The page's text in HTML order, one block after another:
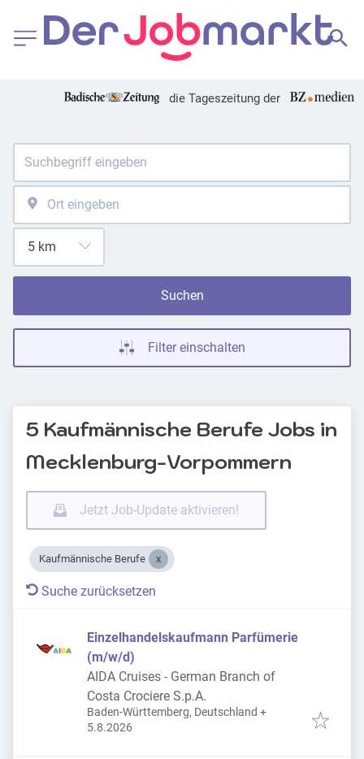
die Tageszeitung der
Suchen
Filter einschalten
5 Kaufmännische Berufe Jobs in
Mecklenburg-Vorpommern
Jetzt Job-Update aktivieren!
Kaufmännische Berufe
Suche zurücksetzen
Einzelhandelskaufmann Parfümerie
(m/w/d)
AIDA Cruises - German Branch of
Costa Crociere S.p.A.
Baden-Württemberg, Deutschland +
Veröffentlicht
5.8.2026